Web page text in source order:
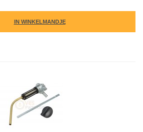
IN WINKELMANDJE